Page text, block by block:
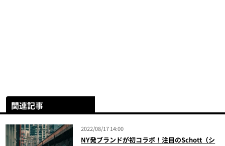
関連記事
2022/08/17 14:00
NY発ブランドが初コラボ！注目のSchott（シ